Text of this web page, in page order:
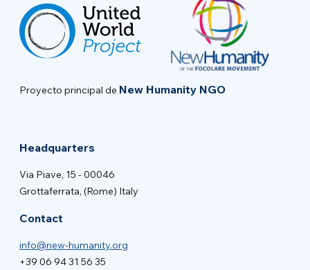
Proyecto principal de New Humanity NGO
Headquarters
Via Piave, 15 - 00046
Grottaferrata, (Rome) Italy
Contact
info@new-humanity.org
+39 06 94 31 56 35